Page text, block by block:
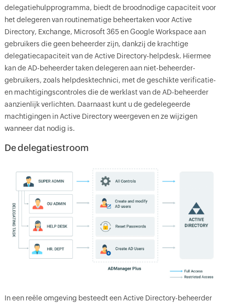
delegatiehulpprogramma, biedt de broodnodige capaciteit voor
het delegeren van routinematige beheertaken voor Active
Directory, Exchange, Microsoft 365 en Google Workspace aan
gebruikers die geen beheerder zijn, dankzij de krachtige
delegatiecapaciteit van de Active Directory-helpdesk. Hiermee
kan de AD-beheerder taken delegeren aan niet-beheerder-
gebruikers, zoals helpdesktechnici, met de geschikte verificatie-
en machtigingscontroles die de werklast van de AD-beheerder
aanzienlijk verlichten. Daarnaast kunt u de gedelegeerde
machtigingen in Active Directory weergeven en ze wijzigen
wanneer dat nodig is.
De delegatiestroom
In een reële omgeving besteedt een Active Directory-beheerder